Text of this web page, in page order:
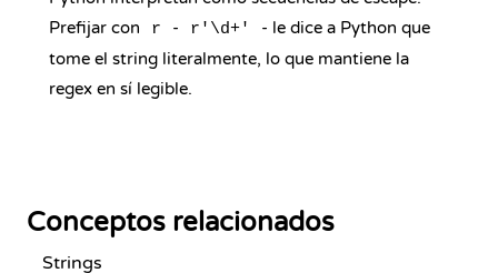
Prefijar con
r - r'\d+'
- le dice a Python que
tome el string literalmente, lo que mantiene la
regex en sí legible.
Conceptos relacionados
Strings